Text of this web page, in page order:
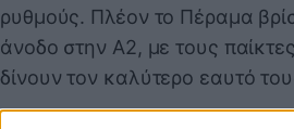
ρυθμούς. Πλέον το Πέραμα
άνοδο στην Α2, με τους
δίνουν τον καλύτερο εαυτό